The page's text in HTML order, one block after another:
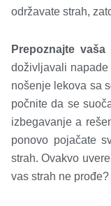
održavate strah,
Prepoznajte
doživljavali napade
nošenje lekova sa
počnite da se
izbegavanje a
ponovo pojačate
strah. Ovakvo
vas strah ne